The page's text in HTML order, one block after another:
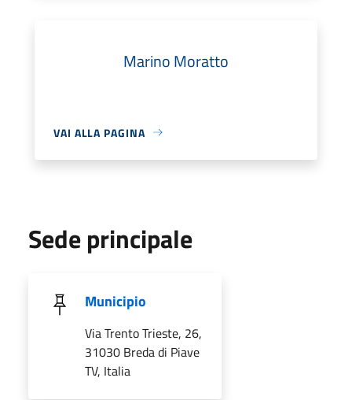
Marino Moratto
VAI ALLA PAGINA
Sede principale
Municipio
Via Trento Trieste, 26,
31030 Breda di Piave
TV, Italia